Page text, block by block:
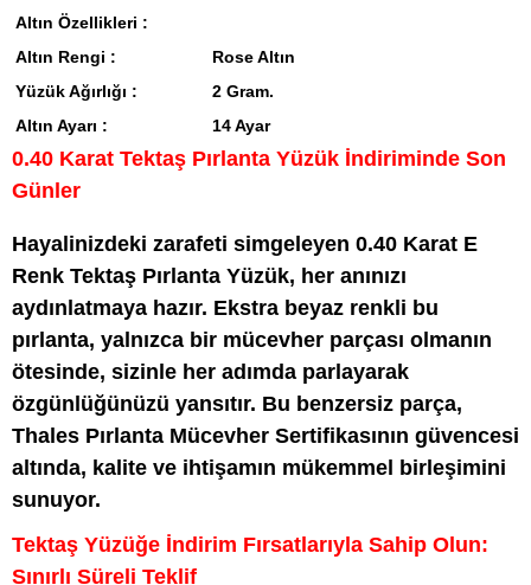
Altın Özellikleri :
Altın Rengi :
Rose Altın
Yüzük Ağırlığı :
2 Gram.
Altın Ayarı :
14 Ayar
0.40 Karat Tektaş Pırlanta Yüzük İndiriminde Son
Günler
Hayalinizdeki zarafeti simgeleyen 0.40 Karat E
Renk Tektaş Pırlanta Yüzük, her anınızı
aydınlatmaya hazır. Ekstra beyaz renkli bu
pırlanta, yalnızca bir mücevher parçası olmanın
ötesinde, sizinle her adımda parlayarak
özgünlüğünüzü yansıtır. Bu benzersiz parça,
Thales Pırlanta Mücevher Sertifikasının güvencesi
altında, kalite ve ihtişamın mükemmel birleşimini
sunuyor.
Tektaş Yüzüğe İndirim Fırsatlarıyla Sahip Olun:
Sınırlı Süreli Teklif